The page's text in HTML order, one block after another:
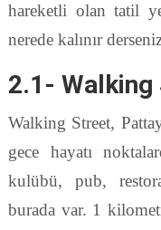
hareketli olan tatil
nerede kalınır
2.1- Walking
Walking Street,
gece hayatı
kulübü, pub,
burada var. 1